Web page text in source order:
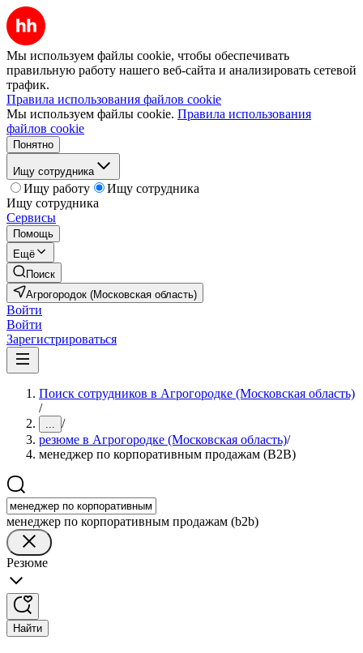
Мы используем файлы cookie, чтобы обеспечивать
правильную работу нашего веб-сайта и анализировать сетевой
трафик.
Правила использования файлов cookie
Мы используем файлы cookie. Правила использования
файлов cookie
Понятно
Ищу сотрудника
Ищу работу
Ищу сотрудника
Ищу сотрудника
Сервисы
Помощь
Ещё
Поиск
Агрогородок (Московская область)
Войти
Войти
Зарегистрироваться
Поиск сотрудников в Агрогородке (Московская область)
/
... /
резюме в Агрогородке (Московская область)/
менеджер по корпоративным продажам (B2B)
менеджер по корпоративным продажам (b2b)
Резюме
Найти